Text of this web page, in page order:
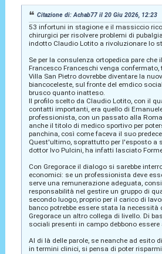
Citazione di: Achab77 il 20 Giu 2026, 12:23
53 infortuni in stagione e il massiccio
chirurgici per risolvere problemi di
indotto Claudio Lotito a rivoluzionare lo
Se per la consulenza ortopedica pare che
Francesco Franceschi venga
Villa San Pietro dovrebbe diventare la
biancoceleste, sul fronte del emdico
brusco quanto inatteso.
Il profilo scelto da Claudio Lotito, con il
contatti importanti, era quello di
professionista, con un passato alla
anche il titolo di medico sportivo per
panchina, così come faceva il suo
Quest'ultimo, soprattutto per l'esposto a
dottor Ivo Pulcini, ha infatti lasciato
Con Gregorace il dialogo si sarebbe
economici: se un professionista deve
serve una remunerazione adeguata,
responsabilità nel gestire un gruppo di
secondo luogo, proprio per il carico di
banco potrebbe essere stata la necessità
Gregorace un altro collega di livello. Di
sociali presenti in campo debbono essere
Al di là delle parole, se neanche ad esito
in termini clinici, si pensa di poter